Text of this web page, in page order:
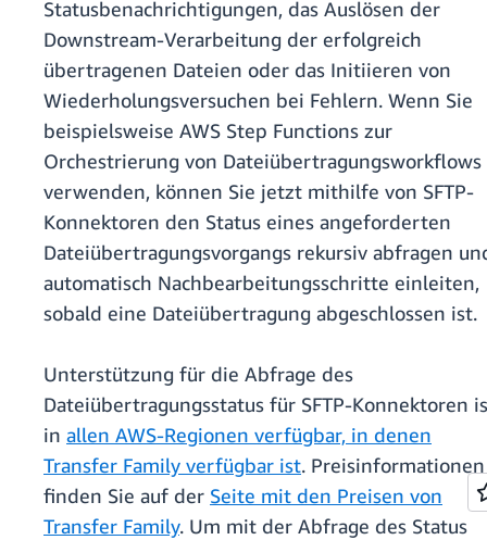
Statusbenachrichtigungen, das Auslösen der
Downstream-Verarbeitung der erfolgreich
übertragenen Dateien oder das Initiieren von
Wiederholungsversuchen bei Fehlern. Wenn Sie
beispielsweise AWS Step Functions zur
Orchestrierung von Dateiübertragungsworkflows
verwenden, können Sie jetzt mithilfe von SFTP-
Konnektoren den Status eines angeforderten
Dateiübertragungsvorgangs rekursiv abfragen
automatisch Nachbearbeitungsschritte einleiten,
sobald eine Dateiübertragung abgeschlossen ist.
Unterstützung für die Abfrage des
Dateiübertragungsstatus für SFTP-Konnektoren
in allen AWS-Regionen verfügbar, in denen
Transfer Family verfügbar ist. Preisinformationen
finden Sie auf der Seite mit den Preisen von
Transfer Family. Um mit der Abfrage des Status